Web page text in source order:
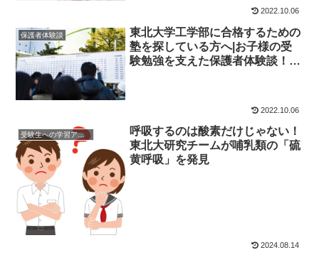
2022.10.06
保護者体験談
東北大学工学部に合格するための
塾を探している方へ|お子様の受
験勉強を支えた保護者体験談！大
2022.10.06
受験生への学習アドバイス
呼吸するのは酸素だけじゃない！
東北大研究チームが哺乳類の「硫
黄呼吸」を発見
2024.08.14